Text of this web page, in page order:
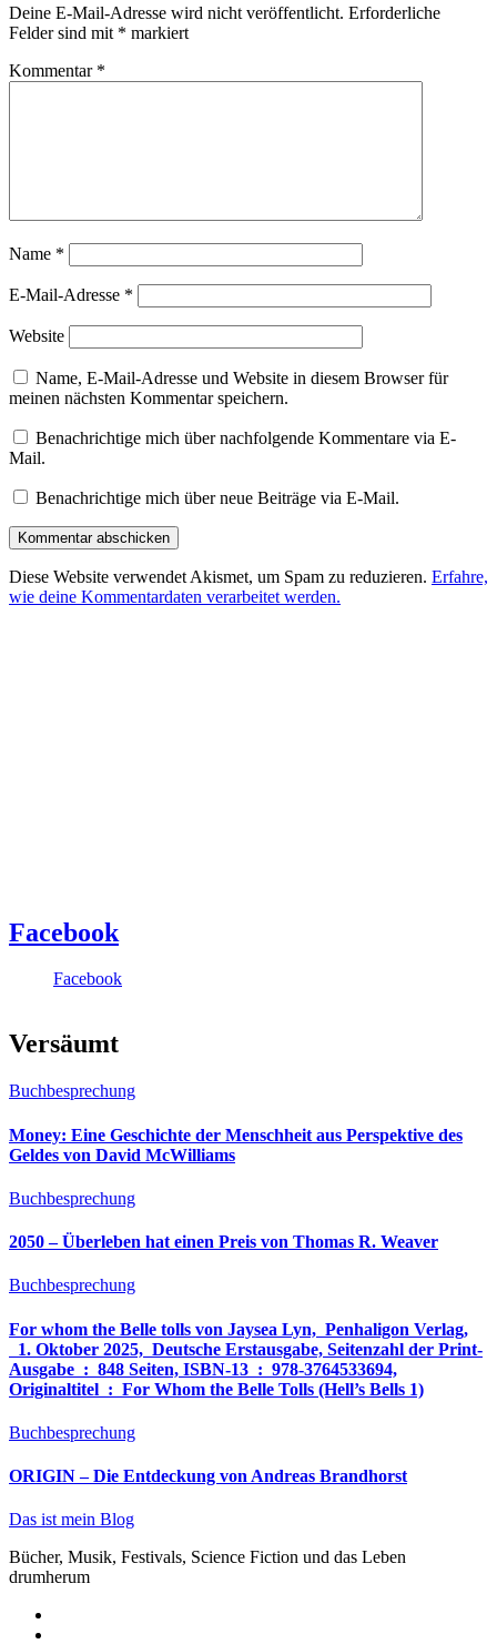
Deine E-Mail-Adresse wird nicht veröffentlicht. Erforderliche
Felder sind mit * markiert
Kommentar *
Name *
E-Mail-Adresse *
Website
Name, E-Mail-Adresse und Website in diesem Browser für
meinen nächsten Kommentar speichern.
Benachrichtige mich über nachfolgende Kommentare via E-
Mail.
Benachrichtige mich über neue Beiträge via E-Mail.
Diese Website verwendet Akismet, um Spam zu reduzieren. Erfahre,
wie deine Kommentardaten verarbeitet werden.
Facebook
Facebook
Versäumt
Buchbesprechung
Money: Eine Geschichte der Menschheit aus Perspektive des
Geldes von David McWilliams
Buchbesprechung
2050 – Überleben hat einen Preis von Thomas R. Weaver
Buchbesprechung
For whom the Belle tolls von Jaysea Lyn, ‎ Penhaligon Verlag,
‎ 1. Oktober 2025, ‎ Deutsche Erstausgabe, Seitenzahl der Print-
Ausgabe ‏ : ‎ 848 Seiten, ISBN-13 ‏ : ‎ 978-3764533694,
Originaltitel ‏ : ‎ For Whom the Belle Tolls (Hell’s Bells 1)
Buchbesprechung
ORIGIN – Die Entdeckung von Andreas Brandhorst
Das ist mein Blog
Bücher, Musik, Festivals, Science Fiction und das Leben
drumherum